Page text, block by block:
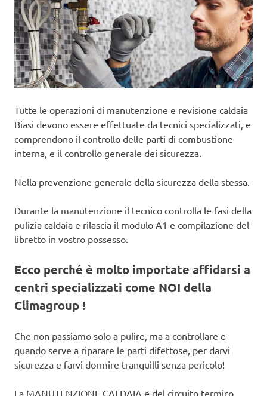
Tutte le operazioni di manutenzione e revisione caldaia
Biasi devono essere effettuate da tecnici specializzati, e
comprendono il controllo delle parti di combustione
interna, e il controllo generale dei sicurezza.
Nella prevenzione generale della sicurezza della stessa.
Durante la manutenzione il tecnico controlla le fasi della
pulizia caldaia e rilascia il modulo A1 e compilazione del
libretto in vostro possesso.
Ecco perché è molto importate affidarsi a
centri specializzati come NOI della
Climagroup !
Che non passiamo solo a pulire, ma a controllare e
quando serve a riparare le parti difettose, per darvi
sicurezza e farvi dormire tranquilli senza pericolo!
La MANUTENZIONE CALDAIA e del circuito termico